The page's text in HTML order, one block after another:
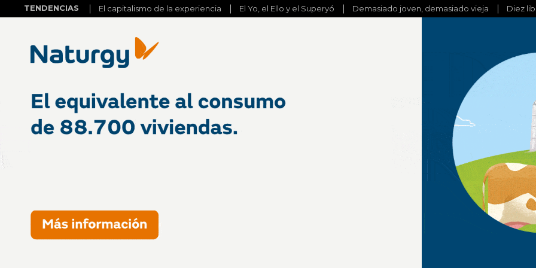
TENDENCIAS El capitalismo de la experiencia El Yo, el Ello y el Superyó Demasiado joven, demasiado vieja Diez